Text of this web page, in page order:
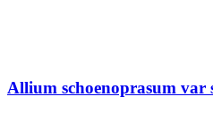
Allium schoenoprasum